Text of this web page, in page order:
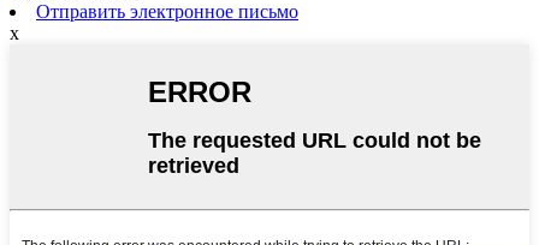
Отправить электронное письмо
x